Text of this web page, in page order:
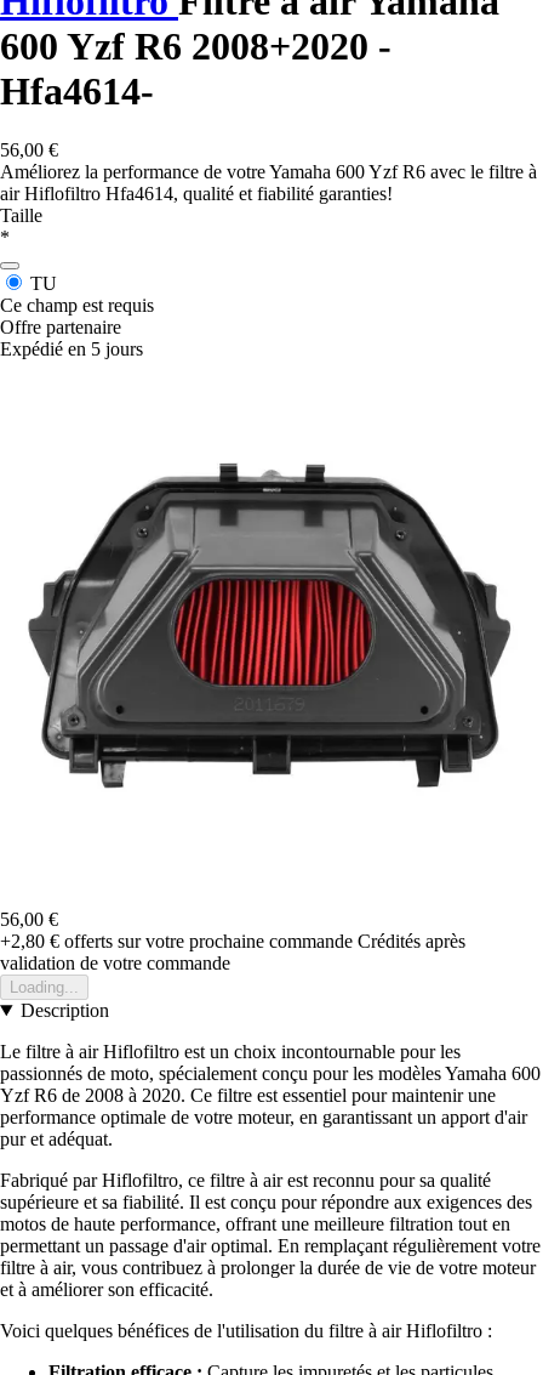
600 Yzf R6 2008+2020 -
Hfa4614-
56,00 €
Améliorez la performance de votre Yamaha 600 Yzf R6 avec le filtre à
air Hiflofiltro Hfa4614, qualité et fiabilité garanties!
Taille
*
TU
Ce champ est requis
Offre partenaire
Expédié en 5 jours
56,00 €
+2,80 € offerts sur votre prochaine commande Crédités après
validation de votre commande
Loading...
Description
Le filtre à air Hiflofiltro est un choix incontournable pour les
passionnés de moto, spécialement conçu pour les modèles Yamaha 600
Yzf R6 de 2008 à 2020. Ce filtre est essentiel pour maintenir une
performance optimale de votre moteur, en garantissant un apport d'air
pur et adéquat.
Fabriqué par Hiflofiltro, ce filtre à air est reconnu pour sa qualité
supérieure et sa fiabilité. Il est conçu pour répondre aux exigences des
motos de haute performance, offrant une meilleure filtration tout en
permettant un passage d'air optimal. En remplaçant régulièrement votre
filtre à air, vous contribuez à prolonger la durée de vie de votre moteur
et à améliorer son efficacité.
Voici quelques bénéfices de l'utilisation du filtre à air Hiflofiltro :